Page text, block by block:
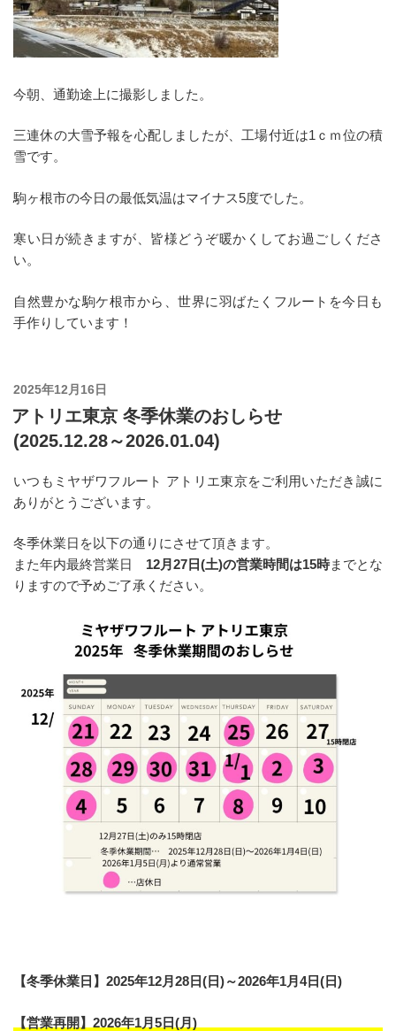
今朝、通勤途上に撮影しました。
三連休の大雪予報を心配しましたが、工場付近は1ｃｍ位の積
雪です。
駒ヶ根市の今日の最低気温はマイナス5度でした。
寒い日が続きますが、皆様どうぞ暖かくしてお過ごしくださ
い。
自然豊かな駒ケ根市から、世界に羽ばたくフルートを今日も
手作りしています！
投
稿
日:
2025年12月16日
アトリエ東京 冬季休業のおしらせ
(2025.12.28～2026.01.04)
いつもミヤザワフルート アトリエ東京をご利用いただき誠に
ありがとうございます。
冬季休業日を以下の通りにさせて頂きます。
また年内最終営業日 12月27日(土)の営業時間は15時までとな
りますので予めご了承ください。
【冬季休業日】2025年12月28日(日)～2026年1月4日(日)
【営業再開】2026年1月5日(月)